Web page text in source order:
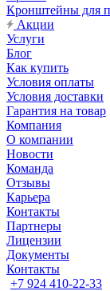
Кронштейны для
Акции
Услуги
Блог
Как купить
Условия оплаты
Условия доставки
Гарантия на товар
Компания
О компании
Новости
Команда
Отзывы
Карьера
Контакты
Партнеры
Лицензии
Документы
Контакты
+7 924 410-22-33